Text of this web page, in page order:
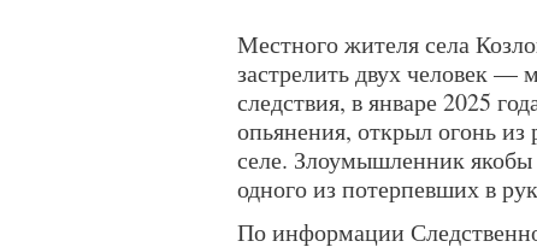
Местного жителя села
застрелить двух человек
следствия, в январе 2025
опьянения, открыл огонь из
селе. Злоумышленник якобы
одного из потерпевших в
По информации